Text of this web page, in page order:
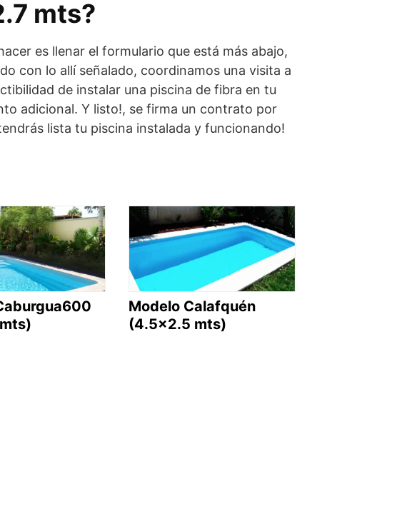
mts?
es llenar el formulario que está más abajo,
con lo allí señalado, coordinamos una visita a
de instalar una piscina de fibra en tu
adicional. Y listo!, se firma un contrato por
lista tu piscina instalada y funcionando!
Modelo Calafquén
(4.5×2.5 mts)